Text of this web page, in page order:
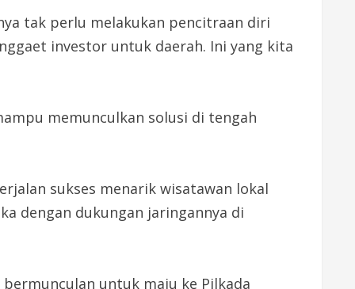
tak perlu melakukan pencitraan diri
investor untuk daerah. Ini yang kita
memunculkan solusi di tengah
sukses menarik wisatawan lokal
dengan dukungan jaringannya di
untuk maju ke Pilkada